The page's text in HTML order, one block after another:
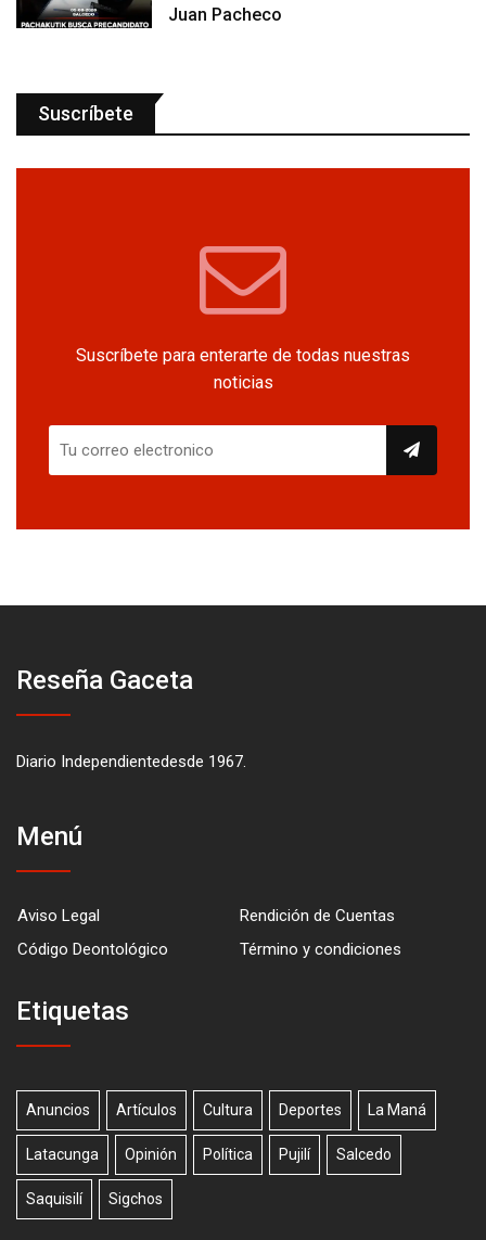
Juan Pacheco
Suscríbete
Suscríbete para enterarte de todas nuestras
noticias
Reseña Gaceta
Diario Independientedesde 1967.
Menú
Aviso Legal
Rendición de Cuentas
Código Deontológico
Término y condiciones
Etiquetas
Anuncios Artículos Cultura Deportes La Maná
Latacunga Opinión Política Pujilí Salcedo
Saquisilí Sigchos